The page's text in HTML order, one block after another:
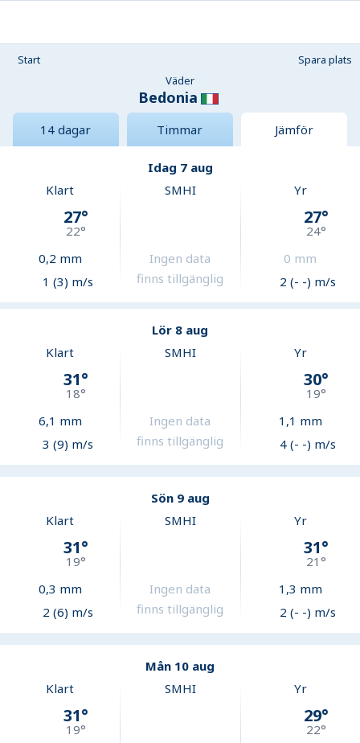
Start
Spara plats
Väder
Bedonia
14 dagar Timmar Jämför
Idag 7 aug
Klart
27°
22°
0,2 mm
1 (3) m/s
SMHI
Ingen data
finns tillgänglig
Yr
27°
24°
0 mm
2 (- -) m/s
Lör 8 aug
Klart
31°
18°
6,1 mm
3 (9) m/s
SMHI
Ingen data
finns tillgänglig
Yr
30°
19°
1,1 mm
4 (- -) m/s
Sön 9 aug
Klart
31°
19°
0,3 mm
2 (6) m/s
SMHI
Ingen data
finns tillgänglig
Yr
31°
21°
1,3 mm
2 (- -) m/s
Mån 10 aug
Klart
31°
19°
SMHI Yr
29°
22°